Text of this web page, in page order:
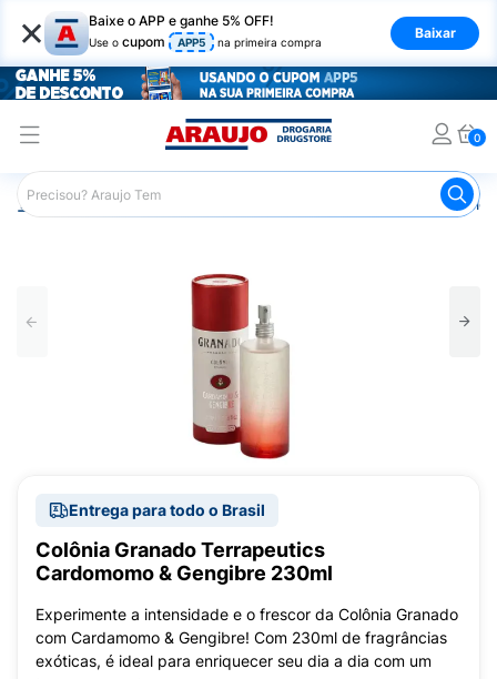
× Baixe o APP e ganhe 5% OFF!
Use o cupom APP5 na primeira compra
Baixar
0
Araujo Beleza e Cuidados
Entrega para todo o Brasil
Colônia Granado Terrapeutics
Cardomomo & Gengibre 230ml
Experimente a intensidade e o frescor da Colônia Granado
com Cardamomo & Gengibre! Com 230ml de fragrâncias
exóticas, é ideal para enriquecer seu dia a dia com um